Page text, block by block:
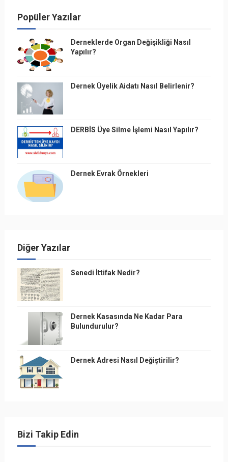
Popüler Yazılar
Derneklerde Organ Değişikliği Nasıl
Yapılır?
Dernek Üyelik Aidatı Nasıl Belirlenir?
DERBİS Üye Silme İşlemi Nasıl Yapılır?
Dernek Evrak Örnekleri
Diğer Yazılar
Senedi İttifak Nedir?
Dernek Kasasında Ne Kadar Para
Bulundurulur?
Dernek Adresi Nasıl Değiştirilir?
Bizi Takip Edin